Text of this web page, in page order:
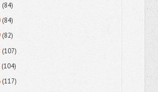
(84)
(84)
(82)
(107)
(104)
(117)